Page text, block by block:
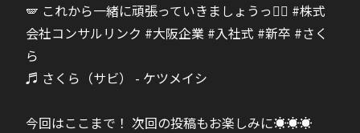
🪽 これから一緒に頑張っていきましょうっ✊🏻 #株式
会社コンサルリンク #大阪企業 #入社式 #新卒 #さく
ら
♬ さくら（サビ） - ケツメイシ
今回はここまで！ 次回の投稿もお楽しみに☀☀☀